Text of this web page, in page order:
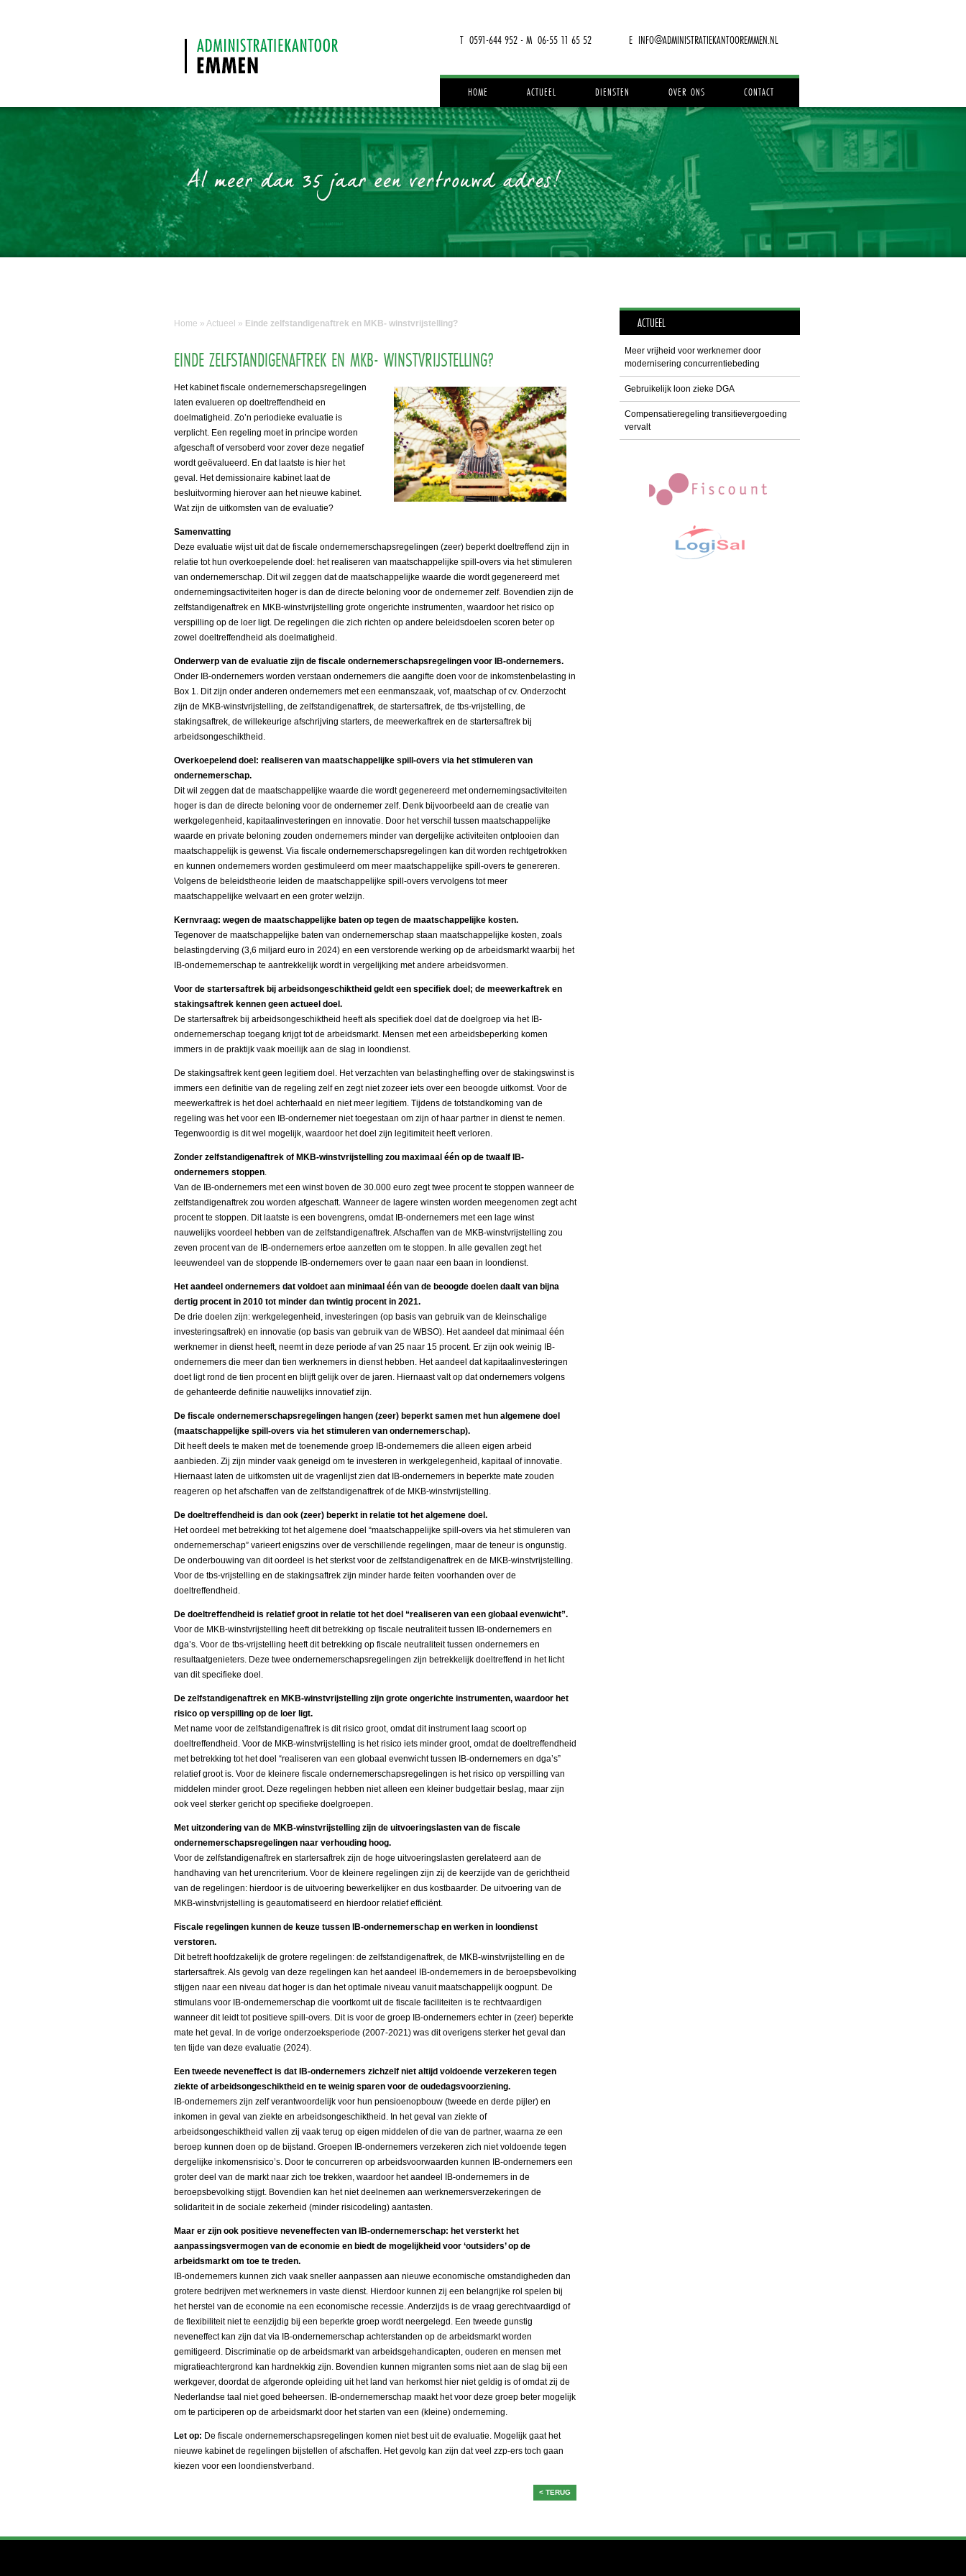
T 0591-644 952 - M 06-55 11 65 52 E INFO@ADMINISTRATIEKANTOOREMMEN.NL
HOME ACTUEEL DIENSTEN OVER ONS CONTACT
Home » Actueel » Einde zelfstandigenaftrek en MKB- winstvrijstelling?
EINDE ZELFSTANDIGENAFTREK EN MKB- WINSTVRIJSTELLING?
Het kabinet fiscale ondernemerschapsregelingen
laten evalueren op doeltreffendheid en
doelmatigheid. Zo’n periodieke evaluatie is
verplicht. Een regeling moet in principe worden
afgeschaft of versoberd voor zover deze negatief
wordt geëvalueerd. En dat laatste is hier het
geval. Het demissionaire kabinet laat de
besluitvorming hierover aan het nieuwe kabinet.
Wat zijn de uitkomsten van de evaluatie?
Samenvatting
Deze evaluatie wijst uit dat de fiscale ondernemerschapsregelingen (zeer) beperkt doeltreffend zijn in
relatie tot hun overkoepelende doel: het realiseren van maatschappelijke spill-overs via het stimuleren
van ondernemerschap. Dit wil zeggen dat de maatschappelijke waarde die wordt gegenereerd met
ondernemingsactiviteiten hoger is dan de directe beloning voor de ondernemer zelf. Bovendien zijn de
zelfstandigenaftrek en MKB-winstvrijstelling grote ongerichte instrumenten, waardoor het risico op
verspilling op de loer ligt. De regelingen die zich richten op andere beleidsdoelen scoren beter op
zowel doeltreffendheid als doelmatigheid.
Onderwerp van de evaluatie zijn de fiscale ondernemerschapsregelingen voor IB-ondernemers.
Onder IB-ondernemers worden verstaan ondernemers die aangifte doen voor de inkomstenbelasting in
Box 1. Dit zijn onder anderen ondernemers met een eenmanszaak, vof, maatschap of cv. Onderzocht
zijn de MKB-winstvrijstelling, de zelfstandigenaftrek, de startersaftrek, de tbs-vrijstelling, de
stakingsaftrek, de willekeurige afschrijving starters, de meewerkaftrek en de startersaftrek bij
arbeidsongeschiktheid.
Overkoepelend doel: realiseren van maatschappelijke spill-overs via het stimuleren van
ondernemerschap.
Dit wil zeggen dat de maatschappelijke waarde die wordt gegenereerd met ondernemingsactiviteiten
hoger is dan de directe beloning voor de ondernemer zelf. Denk bijvoorbeeld aan de creatie van
werkgelegenheid, kapitaalinvesteringen en innovatie. Door het verschil tussen maatschappelijke
waarde en private beloning zouden ondernemers minder van dergelijke activiteiten ontplooien dan
maatschappelijk is gewenst. Via fiscale ondernemerschapsregelingen kan dit worden rechtgetrokken
en kunnen ondernemers worden gestimuleerd om meer maatschappelijke spill-overs te genereren.
Volgens de beleidstheorie leiden de maatschappelijke spill-overs vervolgens tot meer
maatschappelijke welvaart en een groter welzijn.
Kernvraag: wegen de maatschappelijke baten op tegen de maatschappelijke kosten.
Tegenover de maatschappelijke baten van ondernemerschap staan maatschappelijke kosten, zoals
belastingderving (3,6 miljard euro in 2024) en een verstorende werking op de arbeidsmarkt waarbij het
IB-ondernemerschap te aantrekkelijk wordt in vergelijking met andere arbeidsvormen.
Voor de startersaftrek bij arbeidsongeschiktheid geldt een specifiek doel; de meewerkaftrek en
stakingsaftrek kennen geen actueel doel.
De startersaftrek bij arbeidsongeschiktheid heeft als specifiek doel dat de doelgroep via het IB-
ondernemerschap toegang krijgt tot de arbeidsmarkt. Mensen met een arbeidsbeperking komen
immers in de praktijk vaak moeilijk aan de slag in loondienst.
De stakingsaftrek kent geen legitiem doel. Het verzachten van belastingheffing over de stakingswinst is
immers een definitie van de regeling zelf en zegt niet zozeer iets over een beoogde uitkomst. Voor de
meewerkaftrek is het doel achterhaald en niet meer legitiem. Tijdens de totstandkoming van de
regeling was het voor een IB-ondernemer niet toegestaan om zijn of haar partner in dienst te nemen.
Tegenwoordig is dit wel mogelijk, waardoor het doel zijn legitimiteit heeft verloren.
Zonder zelfstandigenaftrek of MKB-winstvrijstelling zou maximaal één op de twaalf IB-
ondernemers stoppen.
Van de IB-ondernemers met een winst boven de 30.000 euro zegt twee procent te stoppen wanneer de
zelfstandigenaftrek zou worden afgeschaft. Wanneer de lagere winsten worden meegenomen zegt acht
procent te stoppen. Dit laatste is een bovengrens, omdat IB-ondernemers met een lage winst
nauwelijks voordeel hebben van de zelfstandigenaftrek. Afschaffen van de MKB-winstvrijstelling zou
zeven procent van de IB-ondernemers ertoe aanzetten om te stoppen. In alle gevallen zegt het
leeuwendeel van de stoppende IB-ondernemers over te gaan naar een baan in loondienst.
Het aandeel ondernemers dat voldoet aan minimaal één van de beoogde doelen daalt van bijna
dertig procent in 2010 tot minder dan twintig procent in 2021.
De drie doelen zijn: werkgelegenheid, investeringen (op basis van gebruik van de kleinschalige
investeringsaftrek) en innovatie (op basis van gebruik van de WBSO). Het aandeel dat minimaal één
werknemer in dienst heeft, neemt in deze periode af van 25 naar 15 procent. Er zijn ook weinig IB-
ondernemers die meer dan tien werknemers in dienst hebben. Het aandeel dat kapitaalinvesteringen
doet ligt rond de tien procent en blijft gelijk over de jaren. Hiernaast valt op dat ondernemers volgens
de gehanteerde definitie nauwelijks innovatief zijn.
De fiscale ondernemerschapsregelingen hangen (zeer) beperkt samen met hun algemene doel
(maatschappelijke spill-overs via het stimuleren van ondernemerschap).
Dit heeft deels te maken met de toenemende groep IB-ondernemers die alleen eigen arbeid
aanbieden. Zij zijn minder vaak geneigd om te investeren in werkgelegenheid, kapitaal of innovatie.
Hiernaast laten de uitkomsten uit de vragenlijst zien dat IB-ondernemers in beperkte mate zouden
reageren op het afschaffen van de zelfstandigenaftrek of de MKB-winstvrijstelling.
De doeltreffendheid is dan ook (zeer) beperkt in relatie tot het algemene doel.
Het oordeel met betrekking tot het algemene doel “maatschappelijke spill-overs via het stimuleren van
ondernemerschap” varieert enigszins over de verschillende regelingen, maar de teneur is ongunstig.
De onderbouwing van dit oordeel is het sterkst voor de zelfstandigenaftrek en de MKB-winstvrijstelling.
Voor de tbs-vrijstelling en de stakingsaftrek zijn minder harde feiten voorhanden over de
doeltreffendheid.
De doeltreffendheid is relatief groot in relatie tot het doel “realiseren van een globaal evenwicht”.
Voor de MKB-winstvrijstelling heeft dit betrekking op fiscale neutraliteit tussen IB-ondernemers en
dga’s. Voor de tbs-vrijstelling heeft dit betrekking op fiscale neutraliteit tussen ondernemers en
resultaatgenieters. Deze twee ondernemerschapsregelingen zijn betrekkelijk doeltreffend in het licht
van dit specifieke doel.
De zelfstandigenaftrek en MKB-winstvrijstelling zijn grote ongerichte instrumenten, waardoor het
risico op verspilling op de loer ligt.
Met name voor de zelfstandigenaftrek is dit risico groot, omdat dit instrument laag scoort op
doeltreffendheid. Voor de MKB-winstvrijstelling is het risico iets minder groot, omdat de doeltreffendheid
met betrekking tot het doel “realiseren van een globaal evenwicht tussen IB-ondernemers en dga’s”
relatief groot is. Voor de kleinere fiscale ondernemerschapsregelingen is het risico op verspilling van
middelen minder groot. Deze regelingen hebben niet alleen een kleiner budgettair beslag, maar zijn
ook veel sterker gericht op specifieke doelgroepen.
Met uitzondering van de MKB-winstvrijstelling zijn de uitvoeringslasten van de fiscale
ondernemerschapsregelingen naar verhouding hoog.
Voor de zelfstandigenaftrek en startersaftrek zijn de hoge uitvoeringslasten gerelateerd aan de
handhaving van het urencriterium. Voor de kleinere regelingen zijn zij de keerzijde van de gerichtheid
van de regelingen: hierdoor is de uitvoering bewerkelijker en dus kostbaarder. De uitvoering van de
MKB-winstvrijstelling is geautomatiseerd en hierdoor relatief efficiënt.
Fiscale regelingen kunnen de keuze tussen IB-ondernemerschap en werken in loondienst
verstoren.
Dit betreft hoofdzakelijk de grotere regelingen: de zelfstandigenaftrek, de MKB-winstvrijstelling en de
startersaftrek. Als gevolg van deze regelingen kan het aandeel IB-ondernemers in de beroepsbevolking
stijgen naar een niveau dat hoger is dan het optimale niveau vanuit maatschappelijk oogpunt. De
stimulans voor IB-ondernemerschap die voortkomt uit de fiscale faciliteiten is te rechtvaardigen
wanneer dit leidt tot positieve spill-overs. Dit is voor de groep IB-ondernemers echter in (zeer) beperkte
mate het geval. In de vorige onderzoeksperiode (2007-2021) was dit overigens sterker het geval dan
ten tijde van deze evaluatie (2024).
Een tweede neveneffect is dat IB-ondernemers zichzelf niet altijd voldoende verzekeren tegen
ziekte of arbeidsongeschiktheid en te weinig sparen voor de oudedagsvoorziening.
IB-ondernemers zijn zelf verantwoordelijk voor hun pensioenopbouw (tweede en derde pijler) en
inkomen in geval van ziekte en arbeidsongeschiktheid. In het geval van ziekte of
arbeidsongeschiktheid vallen zij vaak terug op eigen middelen of die van de partner, waarna ze een
beroep kunnen doen op de bijstand. Groepen IB-ondernemers verzekeren zich niet voldoende tegen
dergelijke inkomensrisico’s. Door te concurreren op arbeidsvoorwaarden kunnen IB-ondernemers een
groter deel van de markt naar zich toe trekken, waardoor het aandeel IB-ondernemers in de
beroepsbevolking stijgt. Bovendien kan het niet deelnemen aan werknemersverzekeringen de
solidariteit in de sociale zekerheid (minder risicodeling) aantasten.
Maar er zijn ook positieve neveneffecten van IB-ondernemerschap: het versterkt het
aanpassingsvermogen van de economie en biedt de mogelijkheid voor ‘outsiders’ op de
arbeidsmarkt om toe te treden.
IB-ondernemers kunnen zich vaak sneller aanpassen aan nieuwe economische omstandigheden dan
grotere bedrijven met werknemers in vaste dienst. Hierdoor kunnen zij een belangrijke rol spelen bij
het herstel van de economie na een economische recessie. Anderzijds is de vraag gerechtvaardigd of
de flexibiliteit niet te eenzijdig bij een beperkte groep wordt neergelegd. Een tweede gunstig
neveneffect kan zijn dat via IB-ondernemerschap achterstanden op de arbeidsmarkt worden
gemitigeerd. Discriminatie op de arbeidsmarkt van arbeidsgehandicapten, ouderen en mensen met
migratieachtergrond kan hardnekkig zijn. Bovendien kunnen migranten soms niet aan de slag bij een
werkgever, doordat de afgeronde opleiding uit het land van herkomst hier niet geldig is of omdat zij de
Nederlandse taal niet goed beheersen. IB-ondernemerschap maakt het voor deze groep beter mogelijk
om te participeren op de arbeidsmarkt door het starten van een (kleine) onderneming.
Let op: De fiscale ondernemerschapsregelingen komen niet best uit de evaluatie. Mogelijk gaat het
nieuwe kabinet de regelingen bijstellen of afschaffen. Het gevolg kan zijn dat veel zzp-ers toch gaan
kiezen voor een loondienstverband.
< TERUG
ACTUEEL
Meer vrijheid voor werknemer door
modernisering concurrentiebeding
Gebruikelijk loon zieke DGA
Compensatieregeling transitievergoeding
vervalt